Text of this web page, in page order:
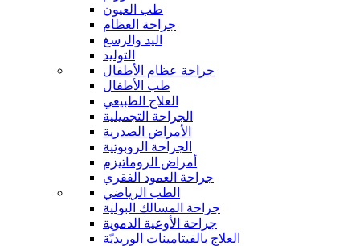
طب العيون
جراحة العظام
اليد والرسغ
التوليد
جراحة عظام الأطفال
طب الأطفال
العلاج الطبيعي
الجراحة التجميلية
الأمراض الصدرية
الجراحة الروبوتية
أمراض الروماتيزم
جراحة العمود الفقري
الطب الرياضي
جراحة المسالك البولية
جراحة الأوعية الدموية
العلاج بالفيتامينات الوريديّة